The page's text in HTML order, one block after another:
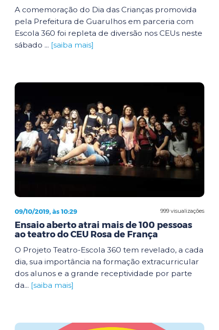
A comemoração do Dia das Crianças promovida
pela Prefeitura de Guarulhos em parceria com
Escola 360 foi repleta de diversão nos CEUs neste
sábado ... [saiba mais]
999 visualizações
09/10/2019, às 10:29
Ensaio aberto atrai mais de 100 pessoas
ao teatro do CEU Rosa de França
O Projeto Teatro-Escola 360 tem revelado, a cada
dia, sua importância na formação extracurricular
dos alunos e a grande receptividade por parte
da... [saiba mais]